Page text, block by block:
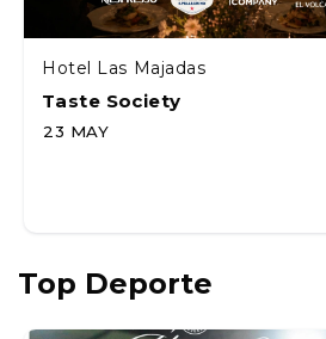
Hotel Las Majadas
Taste Society
23 MAY
Top Deporte